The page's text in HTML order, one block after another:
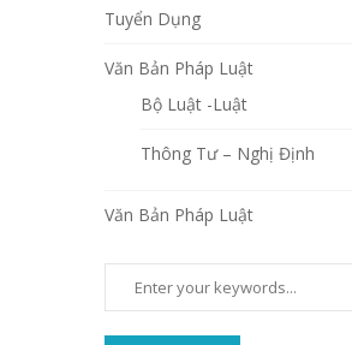
Tuyển Dụng
Văn Bản Pháp Luật
Bộ Luật -Luật
Thông Tư – Nghị Định
Văn Bản Pháp Luật